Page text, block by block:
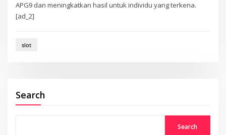
APG9 dan meningkatkan hasil untuk individu yang terkena.
[ad_2]
slot
Search
Search